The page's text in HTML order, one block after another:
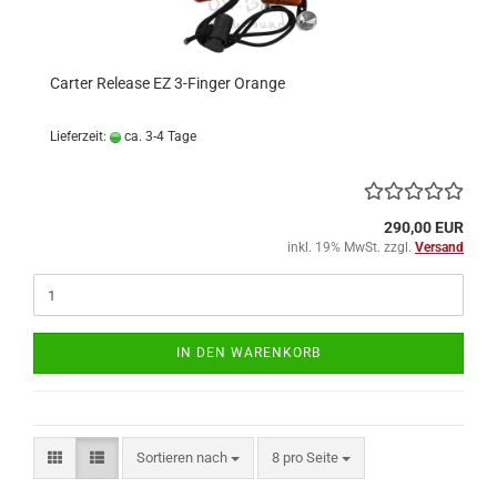
Carter Release EZ 3-Finger Orange
Lieferzeit: ca. 3-4 Tage
290,00 EUR
inkl. 19% MwSt. zzgl. Versand
IN DEN WARENKORB
Sortieren nach
Sortieren nach 8 pro Seite
pro Seite